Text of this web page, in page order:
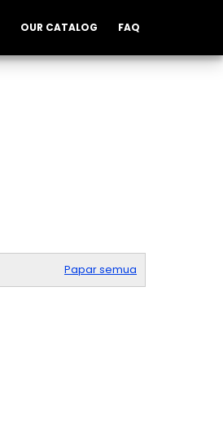
OUR CATALOG FAQ
Papar semua